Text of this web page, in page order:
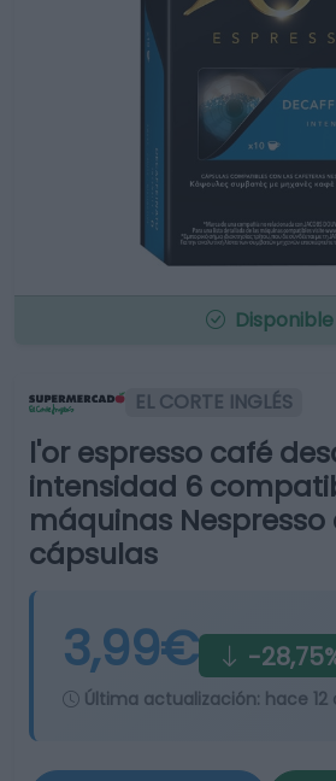
Disponible
EL CORTE INGLÉS
l'or espresso café
intensidad 6
máquinas Nespresso
cápsulas
3,99€ -
Última actualización: hace 12